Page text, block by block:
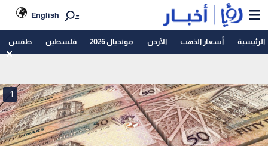
English
الرئيسية أسعار الذهب الأردن مونديال 2026 فلسطين طقس
1